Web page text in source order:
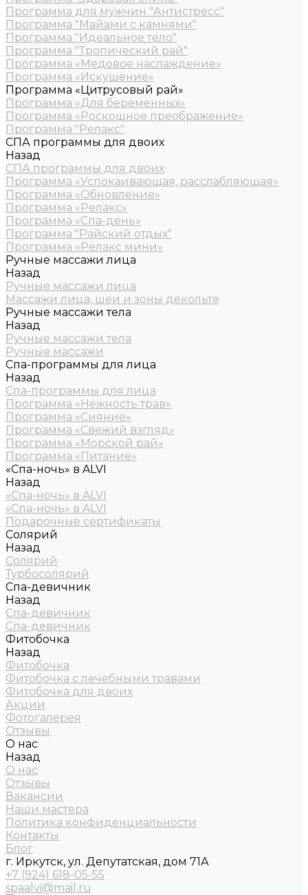
Программа для мужчин "Антистресс"
Программа "Майами с камнями"
Программа "Идеальное тело"
Программа "Тропический рай"
Программа «Медовое наслаждение»
Программа «Искушение»
Программа «Цитрусовый рай»
Программа «Для беременных»
Программа «Роскошное преображение»
Программа "Релакс"
СПА программы для двоих
Назад
СПА программы для двоих
Программа «Успокаивающая, расслабляющая»
Программа «Обновление»
Программа «Релакс»
Программа «Спа-день»
Программа "Райский отдых"
Программа «Релакс мини»
Ручные массажи лица
Назад
Ручные массажи лица
Массажи лица, шеи и зоны декольте
Ручные массажи тела
Назад
Ручные массажи тела
Ручные массажи
Спа-программы для лица
Назад
Спа-программы для лица
Программа «Нежность трав»
Программа «Сияние»
Программа «Свежий взгляд»
Программа «Морской рай»
Программа «Питание»
«Спа-ночь» в ALVI
Назад
«Спа-ночь» в ALVI
«Спа-ночь» в ALVI
Подарочные сертификаты
Солярий
Назад
Солярий
Турбосолярий
Спа-девичник
Назад
Спа-девичник
Спа-девичник
Фитобочка
Назад
Фитобочка
Фитобочка с лечебными травами
Фитобочка для двоих
Акции
Фотогалерея
Отзывы
О нас
Назад
О нас
Отзывы
Вакансии
Наши мастера
Политика конфиденциальности
Контакты
Блог
г. Иркутск, ул. Депутатская, дом 71А
+7 (924) 618-05-55
spaalvi@mail.ru